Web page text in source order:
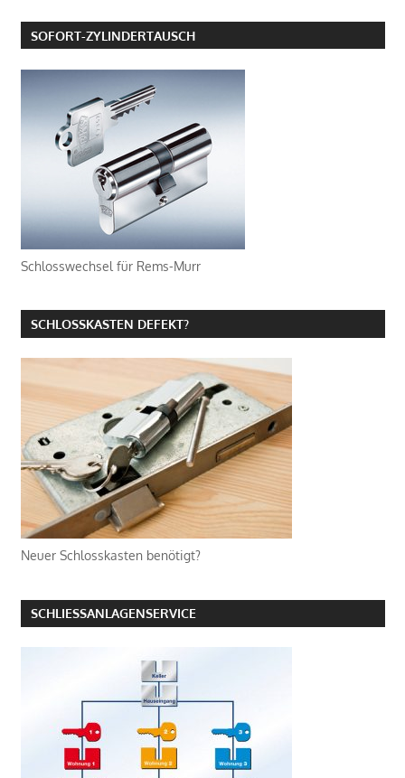
SOFORT-ZYLINDERTAUSCH
Schlosswechsel für Rems-Murr
SCHLOSSKASTEN DEFEKT?
Neuer Schlosskasten benötigt?
SCHLIESSANLAGENSERVICE